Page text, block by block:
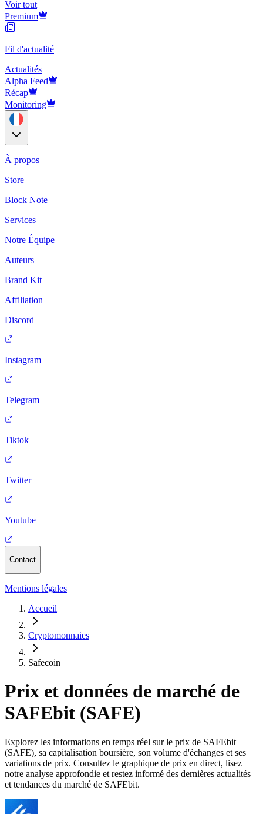
Voir tout
Premium
Fil d'actualité
Actualités
Alpha Feed
Récap
Monitoring
À propos
Store
Block Note
Services
Notre Équipe
Auteurs
Brand Kit
Affiliation
Discord
Instagram
Telegram
Tiktok
Twitter
Youtube
Contact
Mentions légales
Accueil
Cryptomonnaies
Safecoin
Prix et données de marché de
SAFEbit (SAFE)
Explorez les informations en temps réel sur le prix de SAFEbit
(SAFE), sa capitalisation boursière, son volume d'échanges et ses
variations de prix. Consultez le graphique de prix en direct, lisez
notre analyse approfondie et restez informé des dernières actualités
et tendances du marché de SAFEbit.